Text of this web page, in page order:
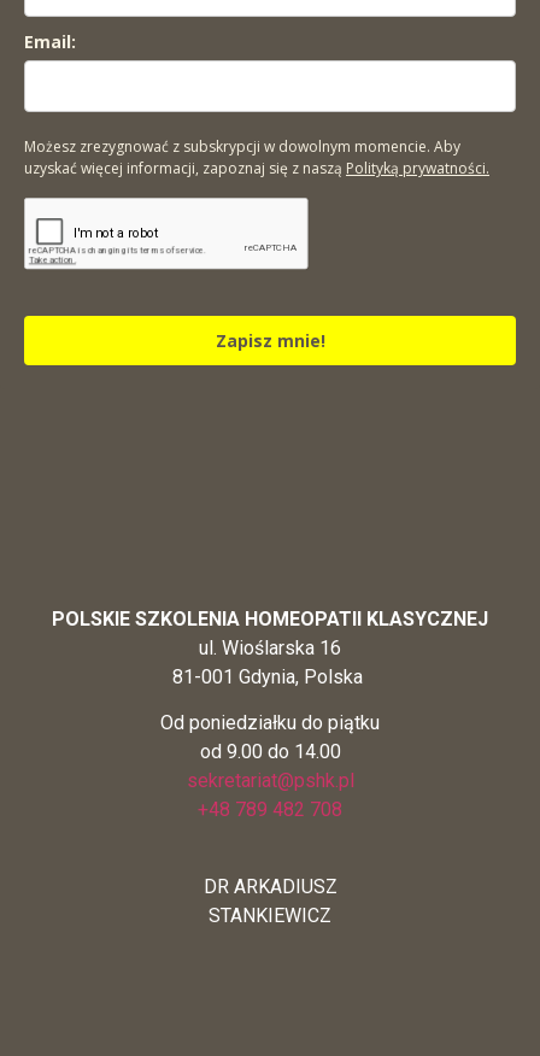
Email:
Możesz zrezygnować z subskrypcji w dowolnym momencie. Aby
uzyskać więcej informacji, zapoznaj się z naszą Polityką prywatności.
Zapisz mnie!
POLSKIE SZKOLENIA HOMEOPATII KLASYCZNEJ
ul. Wioślarska 16
81-001 Gdynia, Polska
Od poniedziałku do piątku
od 9.00 do 14.00
sekretariat@pshk.pl
+48 789 482 708
DR ARKADIUSZ
STANKIEWICZ